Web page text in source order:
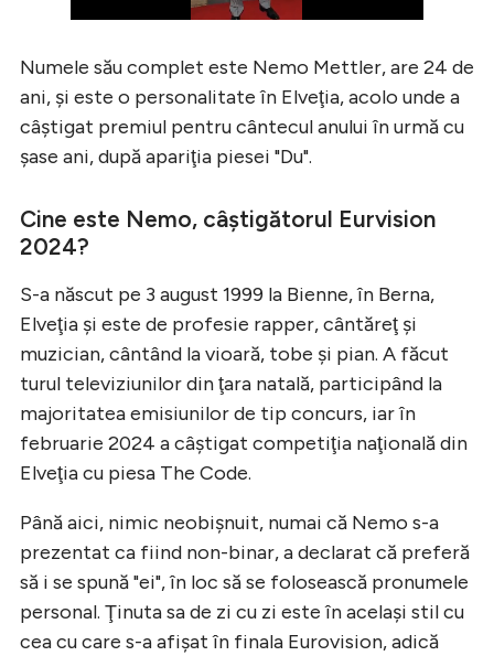
Numele său complet este Nemo Mettler, are 24 de
ani, şi este o personalitate în Elveţia, acolo unde a
câştigat premiul pentru cântecul anului în urmă cu
şase ani, după apariţia piesei "Du".
Cine este Nemo, câştigătorul Eurvision
2024?
S-a născut pe 3 august 1999 la Bienne, în Berna,
Elveţia şi este de profesie rapper, cântăreţ şi
muzician, cântând la vioară, tobe şi pian. A făcut
turul televiziunilor din ţara natală, participând la
majoritatea emisiunilor de tip concurs, iar în
februarie 2024 a câştigat competiţia naţională din
Elveţia cu piesa The Code.
Până aici, nimic neobişnuit, numai că Nemo s-a
prezentat ca fiind non-binar, a declarat că preferă
să i se spună "ei", în loc să se folosească pronumele
personal. Ţinuta sa de zi cu zi este în acelaşi stil cu
cea cu care s-a afişat în finala Eurovision, adică